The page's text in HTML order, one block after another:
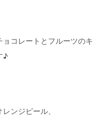
コレートとフルーツのキ
♪
ンジピール、